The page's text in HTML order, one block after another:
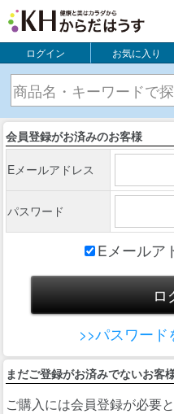
ログイン お気に入り
会員登録がお済みのお客様
Eメールアドレス
パスワード
Eメールア
>>パスワード
まだご登録がお済みでないお客
ご購入には会員登録が必要と